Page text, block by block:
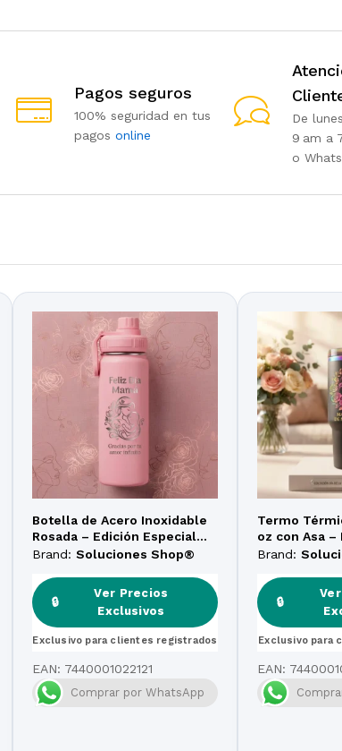
Pagos seguros
100% seguridad en tus
pagos online
De
9 am a
o
Botella de Acero Inoxidable
Rosada – Edición Especial
Día de la Madre (32 oz)
Brand: Soluciones Shop®
🔒
Ver Precios
Exclusivos
Exclusivo para clientes registrados
EAN: 7440001022121
Comprar por WhatsApp
Termo
oz con Asa –
Limitada
Brand:
🔒
Exclusivo para
EAN: